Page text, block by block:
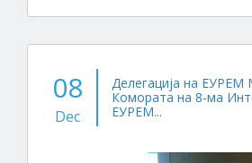
08
Dec
Делегација на ЕУРЕМ
Комората на 8-ма
ЕУРЕМ...